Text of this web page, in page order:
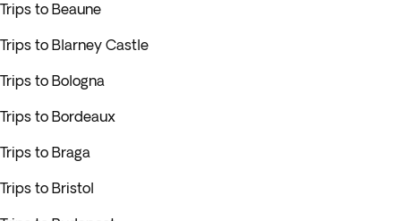
Trips to Beaune
Trips to Blarney Castle
Trips to Bologna
Trips to Bordeaux
Trips to Braga
Trips to Bristol